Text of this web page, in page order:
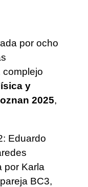
por ocho
complejo
y
2025,
Eduardo
por Karla
BC3,